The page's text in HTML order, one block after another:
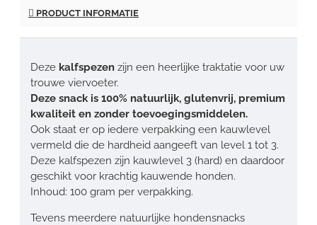
PRODUCT INFORMATIE
Deze kalfspezen zijn een heerlijke traktatie voor uw
trouwe viervoeter.
Deze snack is 100% natuurlijk, glutenvrij, premium
kwaliteit en zonder toevoegingsmiddelen.
Ook staat er op iedere verpakking een kauwlevel
vermeld die de hardheid aangeeft van level 1 tot 3.
Deze kalfspezen zijn kauwlevel 3 (hard) en daardoor
geschikt voor krachtig kauwende honden.
Inhoud: 100 gram per verpakking.
Tevens meerdere natuurlijke hondensnacks